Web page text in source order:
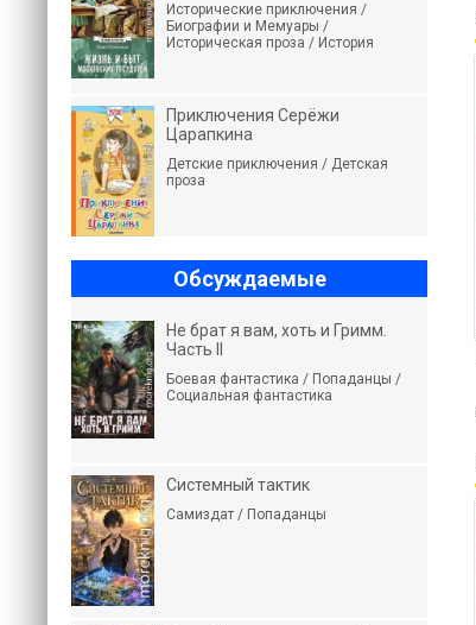
Исторические приключения /
Биографии и Мемуары /
Историческая проза / История
Приключения Серёжи
Царапкина
Детские приключения / Детская
проза
Обсуждаемые
Не брат я вам, хоть и Гримм.
Часть II
Боевая фантастика / Попаданцы /
Социальная фантастика
Системный тактик
Самиздат / Попаданцы